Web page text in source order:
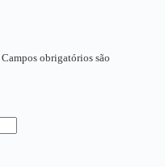
Campos obrigatórios são